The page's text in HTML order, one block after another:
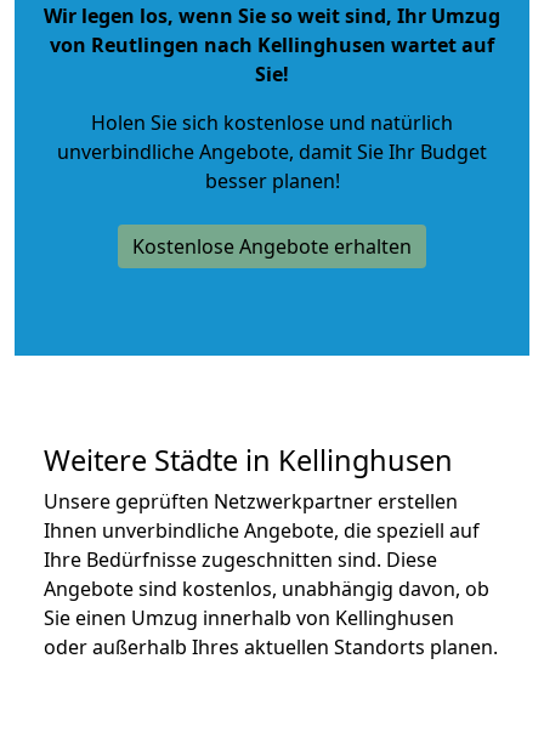
Wir legen los, wenn Sie so weit sind, Ihr Umzug
von Reutlingen nach Kellinghusen wartet auf
Sie!
Holen Sie sich kostenlose und natürlich
unverbindliche Angebote, damit Sie Ihr Budget
besser planen!
Kostenlose Angebote erhalten
Weitere Städte in Kellinghusen
Unsere geprüften Netzwerkpartner erstellen
Ihnen unverbindliche Angebote, die speziell auf
Ihre Bedürfnisse zugeschnitten sind. Diese
Angebote sind kostenlos, unabhängig davon, ob
Sie einen Umzug innerhalb von Kellinghusen
oder außerhalb Ihres aktuellen Standorts planen.